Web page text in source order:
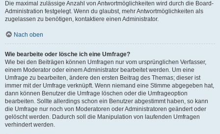
Die maximal zulässige Anzahl von Antwortmöglichkeiten wird durch die Board-
Administration festgelegt. Wenn du glaubst, mehr Antwortmöglichkeiten als
zugelassen zu benötigen, kontaktiere einen Administrator.
Nach oben
Wie bearbeite oder lösche ich eine Umfrage?
Wie bei den Beiträgen können Umfragen nur vom ursprünglichen Verfasser,
einem Moderator oder einem Administrator bearbeitet werden. Um eine
Umfrage zu bearbeiten, ändere den ersten Beitrag des Themas; dieser ist
immer mit der Umfrage verknüpft. Wenn niemand eine Stimme abgegeben hat,
dann können Benutzer die Umfrage löschen oder die Umfrageoption
bearbeiten. Sollte allerdings schon ein Benutzer abgestimmt haben, so kann
die Umfrage nur noch von Moderatoren oder Administratoren geändert oder
gelöscht werden. Dadurch soll die Manipulation von laufenden Umfragen
verhindert werden.